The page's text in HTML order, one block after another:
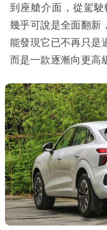
到座艙介面，從駕
幾乎可說是全面翻新
能發現它已不再只是
而是一款逐漸向更高